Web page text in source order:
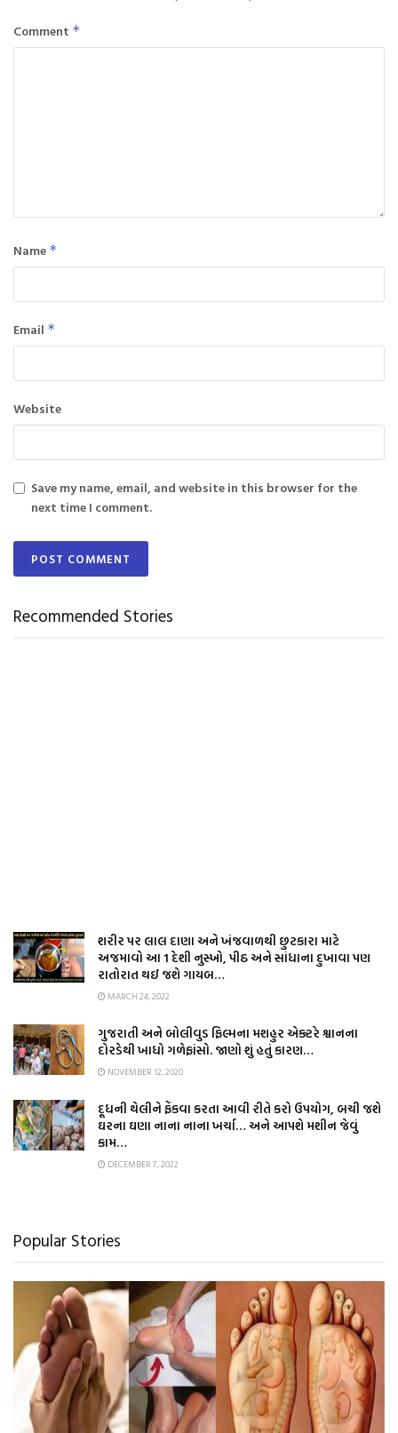
Comment *
Name *
Email *
Website
Save my name, email, and website in this browser for the
next time I comment.
Recommended Stories
શરીર પર લાલ દાણા અને ખંજવાળથી છુટકારા માટે
અજમાવો આ 1 દેશી નુસ્ખો, પીઠ અને સાંધાના દુખાવા પણ
રાતોરાત થઈ જશે ગાયબ…
MARCH 24, 2022
ગુજરાતી અને બોલીવુડ ફિલ્મના મશહુર એક્ટરે શ્વાનના
દોરડેથી ખાધો ગળેફાંસો. જાણો શું હતું કારણ…
NOVEMBER 12, 2020
દૂધની થેલીને ફેંકવા કરતા આવી રીતે કરો ઉપયોગ, બચી જશે
ઘરના ઘણા નાના નાના ખર્ચા… અને આપશે મશીન જેવું
કામ…
DECEMBER 7, 2022
Popular Stories